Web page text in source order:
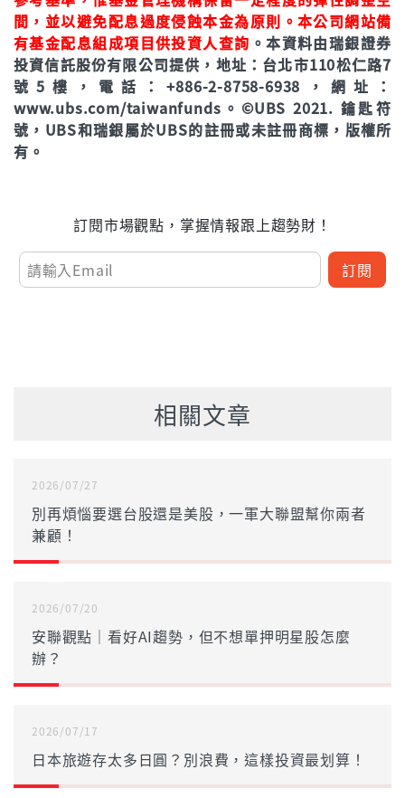
間，並以避免配息過度侵蝕本金為原則。本公司網站備
有基金配息組成項目供投資人查詢 。本資料由瑞銀證券
投資信託股份有限公司提供，地址：台北市110松仁路7
號5樓，電話：+886-2-8758-6938，網址：
www.ubs.com/taiwanfunds。©UBS 2021. 鑰匙符
號，UBS和瑞銀屬於UBS的註冊或未註冊商標，版權所
有。
訂閱市場觀點，掌握情報跟上趨勢財！
訂閱
相關文章
2026/07/27
別再煩惱要選台股還是美股，一軍大聯盟幫你兩者
兼顧！
2026/07/20
安聯觀點｜看好AI趨勢，但不想單押明星股怎麼
辦？
2026/07/17
日本旅遊存太多日圓？別浪費，這樣投資最划算！